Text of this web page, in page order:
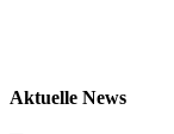
Aktuelle News